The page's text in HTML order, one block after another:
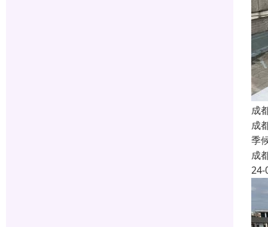
成
成
季
成
24-